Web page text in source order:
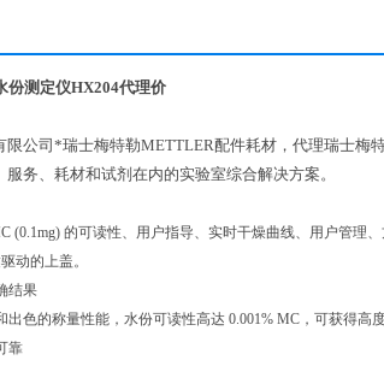
测定仪HX204代理价
限公司*瑞士梅特勒METTLER配件耗材，代理瑞士梅
务、耗材和试剂在内的实验室综合解决方案。
(0.1mg) 的可读性、用户指导、实时干燥曲线、用户管理
动的上盖。
结果
色的称量性能，水份可读性高达 0.001% MC，可获得高
靠